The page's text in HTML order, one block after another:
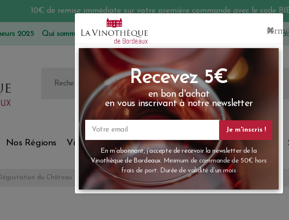
10€ de remise immédiate sur votre première commande avec le code
2025 Qui sommes-nous 05 57 10 41 41 Les prix sont affichés
Nos Régions Vins du monde Primeurs Bio & Cie Champagne
du Château Maucaillou
Recevez 5€
en bon d'achat
en vous inscrivant à notre
Votre
email
En m’abonnant, j’accepte de recevoir la
Vinothèque de Bordeaux.Minimum de